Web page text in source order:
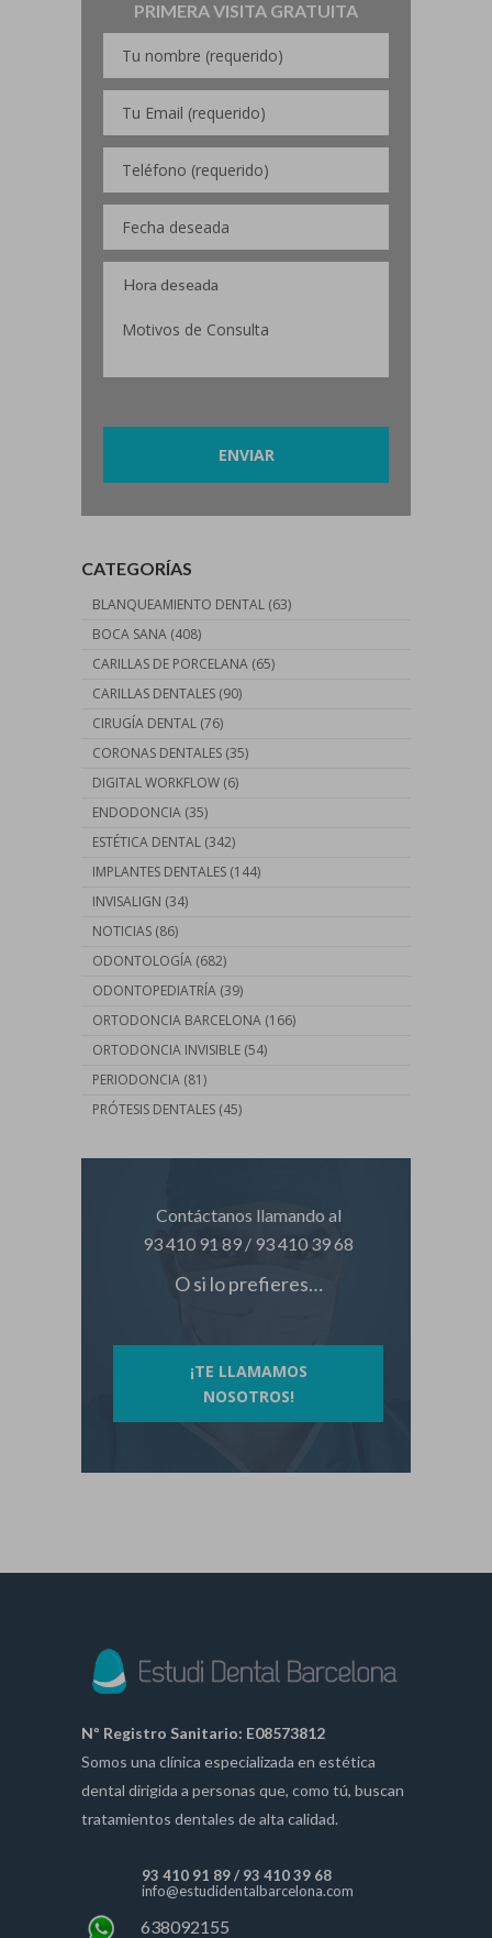
PRIMERA VISITA GRATUITA
CATEGORÍAS
BLANQUEAMIENTO DENTAL (63)
BOCA SANA (408)
CARILLAS DE PORCELANA (65)
CARILLAS DENTALES (90)
CIRUGÍA DENTAL (76)
CORONAS DENTALES (35)
DIGITAL WORKFLOW (6)
ENDODONCIA (35)
ESTÉTICA DENTAL (342)
IMPLANTES DENTALES (144)
INVISALIGN (34)
NOTICIAS (86)
ODONTOLOGÍA (682)
ODONTOPEDIATRÍA (39)
ORTODONCIA BARCELONA (166)
ORTODONCIA INVISIBLE (54)
PERIODONCIA (81)
PRÓTESIS DENTALES (45)
Contáctanos llamando al
93 410 91 89 / 93 410 39 68
O si lo prefieres…
¡TE LLAMAMOS
NOSOTROS!
Nº Registro Sanitario: E08573812
Somos una clínica especializada en estética
dental dirigida a personas que, como tú, buscan
tratamientos dentales de alta calidad.
93 410 91 89/ 93 410 39 68
info@estudidentalbarcelona.com
638092155